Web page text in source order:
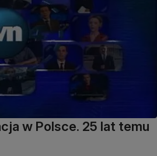
w Polsce. 25 lat temu